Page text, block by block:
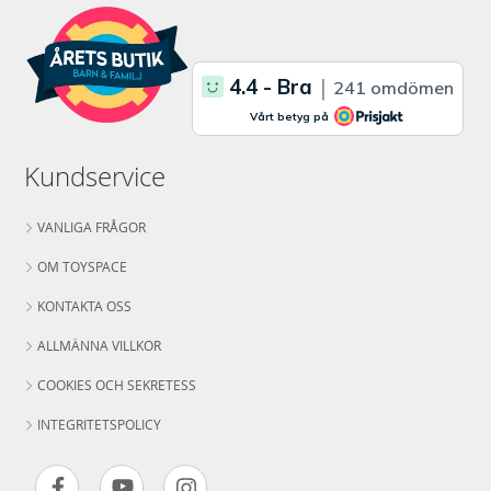
Kundservice
VANLIGA FRÅGOR
OM TOYSPACE
KONTAKTA OSS
ALLMÄNNA VILLKOR
COOKIES OCH SEKRETESS
INTEGRITETSPOLICY